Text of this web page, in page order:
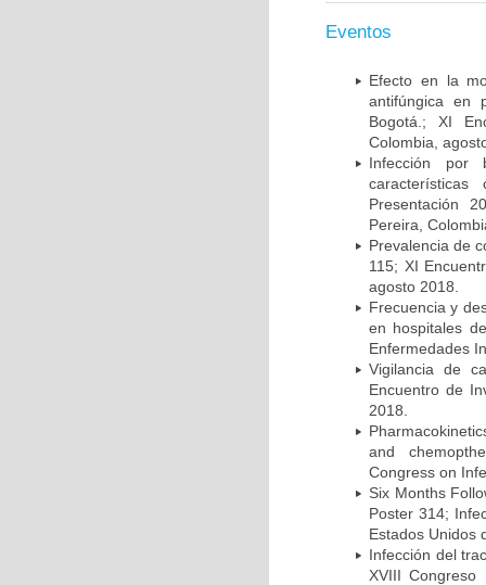
Eventos
Efecto en la
antifúngica en
Bogotá.; XI
Colombia,
Infección por
Presentación
Pereira,
Prevalencia de
115; XI
agosto 2018.
Frecuencia y
en hospitales
Enfermedades
Vigilancia de
Encuentro de
2018.
and
Congress on
Six Months
Poster 314;
Estados Unidos
Infección del
XVIII